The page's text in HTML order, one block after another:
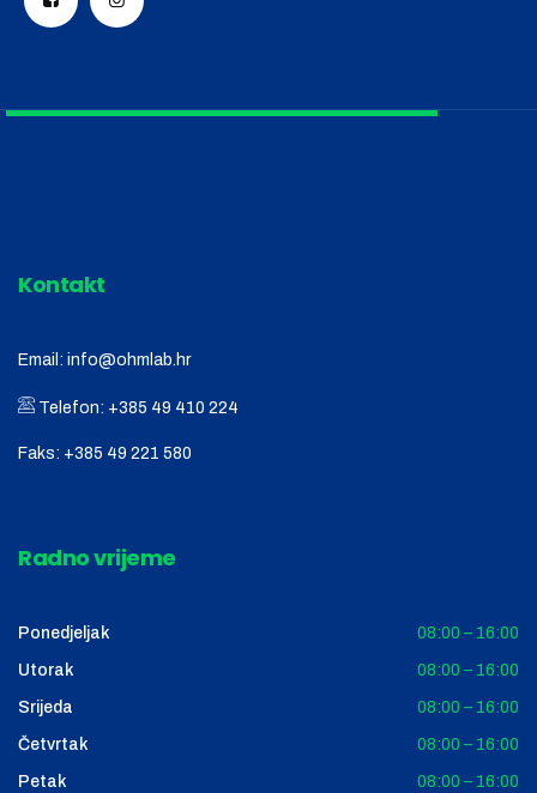
Kontakt
Email: info@ohmlab.hr
Telefon: +385 49 410 224
Faks: +385 49 221 580
Radno vrijeme
Ponedjeljak 08:00 – 16:00
Utorak 08:00 – 16:00
Srijeda 08:00 – 16:00
Četvrtak 08:00 – 16:00
Petak 08:00 – 16:00